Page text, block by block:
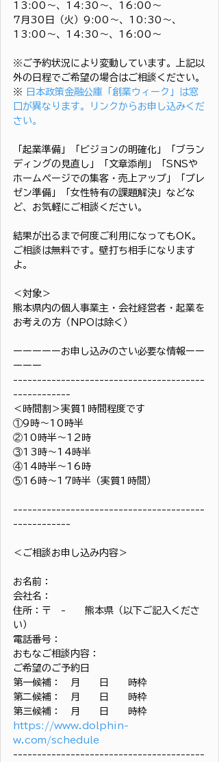
13:00～、14:30～、16:00～
7月30日（火）9:00～、10:30～、
13:00～、14:30～、16:00～
※ご予約状況により変動しています。上記以
外の日程でご希望の場合はご相談ください。
※
日本政策金融公庫「創業ウィーク」は窓
口が異なります。リンクからお申し込みくだ
さい。
「起業準備」「ビジョンの明確化」「ブラン
ディングの見直し」「文章添削」「SNSや
ホームページでの集客・売上アップ」「プレ
ゼン準備」「女性特有の課題解決」などな
ど、お気軽にご相談ください。
結果が出るまで何度ご利用になってもOK。
ご相談は無料です。壁打ち相手になります
よ。
＜対象＞
熊本県内の個人事業主・会社経営者・起業を
お考えの方（NPOは除く）
ーーーーーお申し込みのさい必要な情報ーー
ーーー
----------------------------------------
------------
＜時間割＞実質1時間程度です
①9時〜10時半
②10時半〜12時
③13時〜14時半
④14時半〜16時
⑤16時〜17時半（実質1時間）
----------------------------------------
------------
＜ご相談お申し込み内容＞
お名前：
会社名：
住所：〒　-　　熊本県（以下ご記入くださ
い）
電話番号：
おもなご相談内容：
ご希望のご予約日
第一候補：　月　　日　　時枠
第二候補：　月　　日　　時枠
第三候補：　月　　日　　時枠
https://www.dolphin-
w.com/schedule
----------------------------------------